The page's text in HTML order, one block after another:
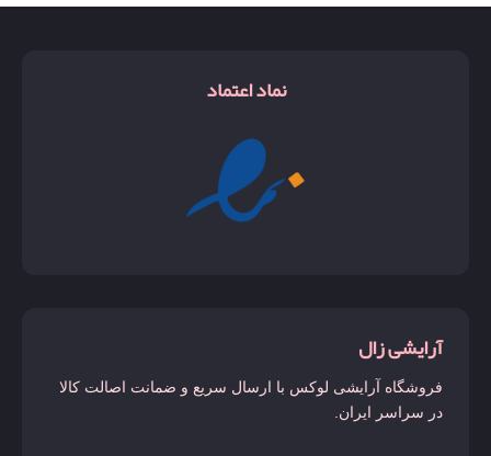
نماد اعتماد
آرایشی زال
فروشگاه آرایشی لوکس با ارسال سریع و ضمانت اصالت کالا
در سراسر ایران.